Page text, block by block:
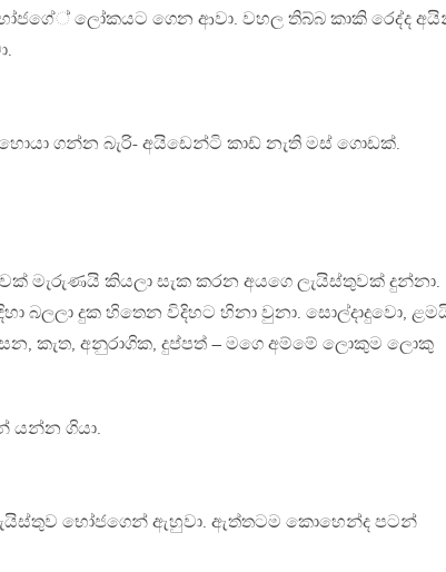
ලෝකයට ගෙන ආවා. වහල තිබ්බ කාකි රෙද්ද
ගන්න බැරි- අයිඩෙන්ටි කාඩ් නැති මස් ගොඩක්.
මැරුණයි කියලා සැක කරන අයගෙ ලැයිස්තුවක් දුන්නා.
බලලා දුක හිතෙන විදිහට හිනා වුනා. සොල්දාදුවො,
කැත, අනුරාගික, දුප්පත් – මගෙ අම්මේ ලොකුම ලොකු
යන්න ගියා.
භෝජගෙන් ඇහුවා. ඇත්තටම කොහෙන්ද පටන්